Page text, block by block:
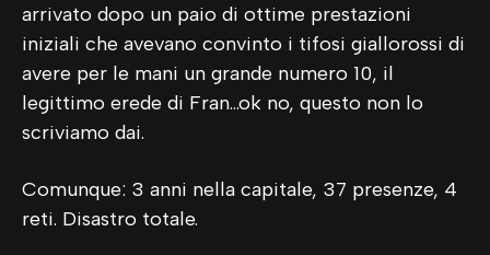
arrivato dopo un paio di ottime prestazioni
iniziali che avevano convinto i tifosi giallorossi di
avere per le mani un grande numero 10, il
legittimo erede di Fran…ok no, questo non lo
scriviamo dai.
Comunque: 3 anni nella capitale, 37 presenze, 4
reti. Disastro totale.